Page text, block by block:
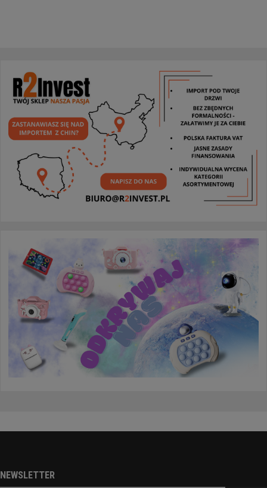
NEWSLETTER